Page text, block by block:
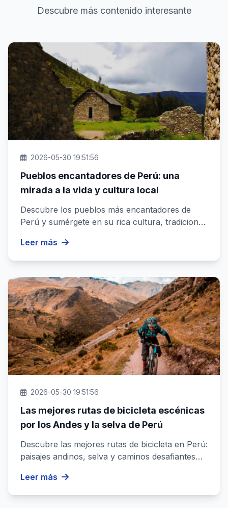
Descubre más contenido interesante
2026-05-30 19:51:56
Pueblos encantadores de Perú: una
mirada a la vida y cultura local
Descubre los pueblos más encantadores de
Perú y sumérgete en su rica cultura, tradiciones
Leer más
2026-05-30 19:51:56
Las mejores rutas de bicicleta escénicas
por los Andes y la selva de Perú
Descubre las mejores rutas de bicicleta en Perú:
paisajes andinos, selva y caminos desafiantes
Leer más